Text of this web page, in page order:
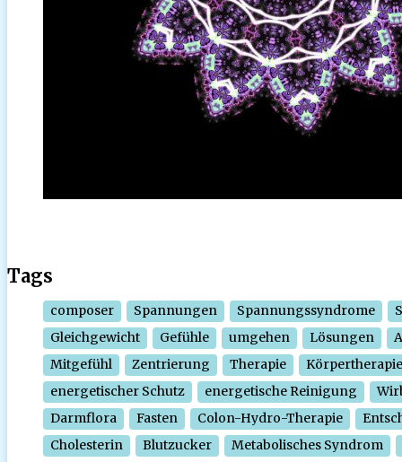
Tags
composer Spannungen Spannungssyndrome
Gleichgewicht
Gefühle umgehen Lösungen
Mitgefühl
Zentrierung Therapie
Körpertherapie
energetischer Schutz
energetische Reinigung
Darmflora
Fasten Colon-Hydro-Therapie
Cholesterin
Blutzucker
Metabolisches Syndrom